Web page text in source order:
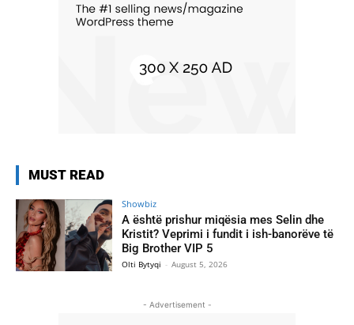
MUST READ
Showbiz
A është prishur miqësia mes Selin dhe
Kristit? Veprimi i fundit i ish-banorëve të
Big Brother VIP 5
Olti Bytyqi - August 5, 2026
- Advertisement -